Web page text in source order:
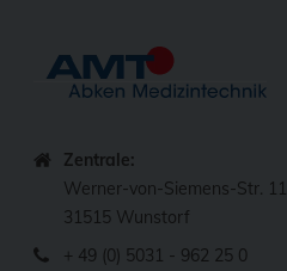
Zentrale:
Werner-von-Siemens-Str. 11
31515 Wunstorf
+ 49 (0) 5031 - 962 25 0